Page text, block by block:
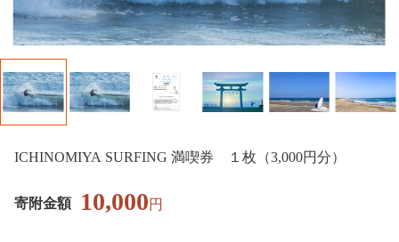
ICHINOMIYA SURFING 満喫券 １枚（3,000円分）
寄附金額 10,000円